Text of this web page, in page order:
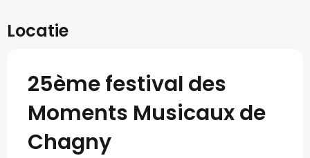
Locatie
25ème festival des
Moments Musicaux de
Chagny